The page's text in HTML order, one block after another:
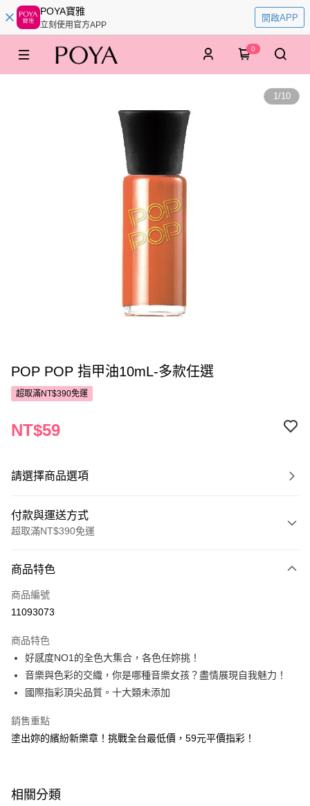
POYA寶雅
立刻使用官方APP
開啟APP
0
1/10
POP POP 指甲油10mL-多款任選
超取滿NT$390免運
NT$59
請選擇商品選項
付款與運送方式
超取滿NT$390免運
POYA支付
信用卡一次付款
LINE Pay
Apple Pay
悠遊付
相關說明
商品特色
商品編號
11093073
商品特色
好感度NO1的全色大集合，各色任妳挑！
音樂與色彩的交織，你是哪種音樂女孩？盡情展現自我魅力！
國際指彩頂尖品質。十大類未添加
銷售重點
塗出妳的繽紛新樂章！挑戰全台最低價，59元平價指彩！
相關分類